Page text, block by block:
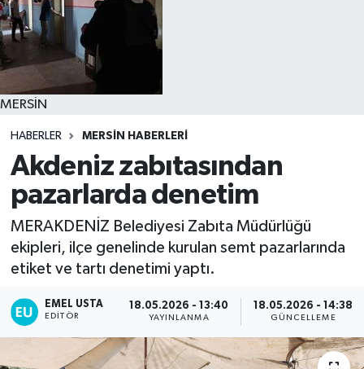
MERSİN
HABERLER MERSİN HABERLERİ
Akdeniz zabıtasından
pazarlarda denetim
MERAKDENİZ Belediyesi Zabıta Müdürlüğü
ekipleri, ilçe genelinde kurulan semt pazarlarında
etiket ve tartı denetimi yaptı.
EMEL USTA
EDITÖR
18.05.2026 - 13:40
YAYINLANMA
18.05.2026 - 14:38
GÜNCELLEME